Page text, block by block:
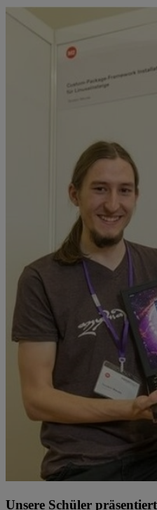
Unsere Schüler